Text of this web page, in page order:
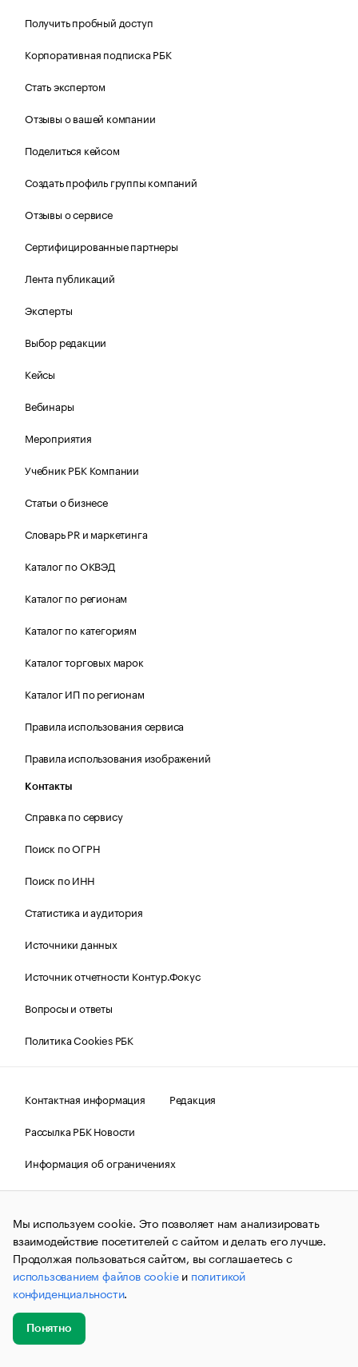
Получить пробный доступ
Корпоративная подписка РБК
Стать экспертом
Отзывы о вашей компании
Поделиться кейсом
Создать профиль группы компаний
Отзывы о сервисе
Сертифицированные партнеры
Лента публикаций
Эксперты
Выбор редакции
Кейсы
Вебинары
Мероприятия
Учебник РБК Компании
Статьи о бизнесе
Словарь PR и маркетинга
Каталог по ОКВЭД
Каталог по регионам
Каталог по категориям
Каталог торговых марок
Каталог ИП по регионам
Правила использования сервиса
Правила использования изображений
Контакты
Справка по сервису
Поиск по ОГРН
Поиск по ИНН
Статистика и аудитория
Источники данных
Источник отчетности Контур.Фокус
Вопросы и ответы
Политика Cookies РБК
Контактная информация
Редакция
Рассылка РБК Новости
Информация об ограничениях
Правовая информация
О соблюдении авторских прав
© АО «РОСБИЗНЕСКОНСАЛТИНГ»,1995–2026.Сообщения
и материалы информационного агентства «РБК»
(зарегистрировано Федеральной службой по надзору в сфере
связи, информационных технологий и массовых
коммуникаций (Роскомнадзор) 09.12.2015 за номером ИА
№ФС77-63848) сопровождаются пометкой «РБК». Отдельные
публикации могут содержать информацию,
не предназначенную для пользователей
до 18 лет.
Мы используем cookie. Это позволяет нам анализировать
взаимодействие посетителей с сайтом и делать его лучше.
Продолжая пользоваться сайтом, вы соглашаетесь с
использованием файлов cookieи политикой
конфиденциальности.
Понятно